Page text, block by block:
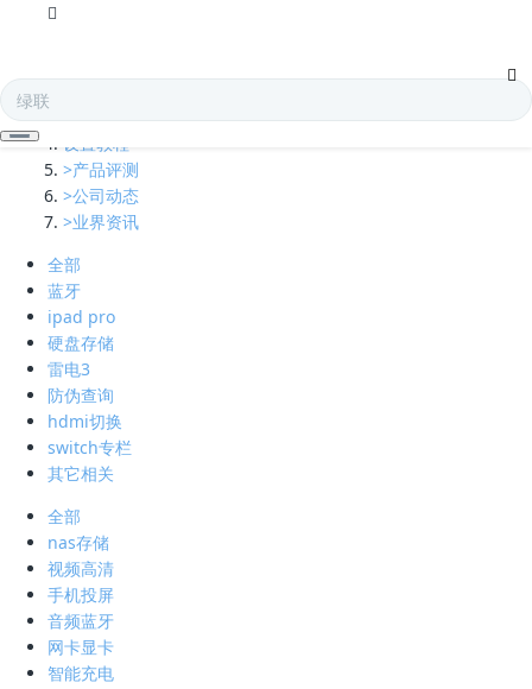
凯发娱乐全球的技术支持
设置教程
>产品评测
>公司动态
>业界资讯
全部
蓝牙
ipad pro
硬盘存储
雷电3
防伪查询
hdmi切换
switch专栏
其它相关
全部
nas存储
视频高清
手机投屏
音频蓝牙
网卡显卡
智能充电